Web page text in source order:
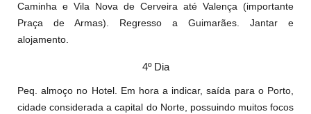
Caminha e Vila Nova de Cerveira até Valença (importante
Praça de Armas). Regresso a Guimarães. Jantar e
alojamento.
4º Dia
Peq. almoço no Hotel. Em hora a indicar, saída para o Porto,
cidade considerada a capital do Norte, possuindo muitos focos